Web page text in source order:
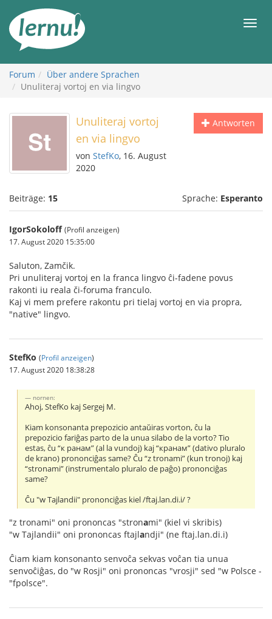
Inhalt
Forum
Über andere Sprachen
Unuliteraj vortoj en via lingvo
Antworten
Unuliteraj vortoj
en via lingvo
von StefKo, 16. August
2020
Beiträge: 15 Sprache: Esperanto
IgorSokoloff (Profil anzeigen)
17. August 2020 15:35:00
Saluton, Zamčik.
Pri unuliteraj vortoj en la franca lingvo ĉi-fadene povus
rakonti iu reala či-foruma franculo.
Kaj vi mem prefere rakontu pri tielaj vortoj en via propra,
"native" lingvo.
StefKo (Profil anzeigen)
17. August 2020 18:38:28
nornen:
Ahoj, StefKo kaj Sergej M.
Kiam konsonanta prepozicio antaŭiras vorton, ĉu la
prepozicio fariĝas parto de la unua silabo de la vorto? Tio
estas, ĉu “к ранам” (al la vundoj) kaj “кранам” (dativo pluralo
de krano) prononciĝas same? Ĉu “z tronami” (kun tronoj) kaj
“stronami” (instrumentalo pluralo de paĝo) prononciĝas
same?
Ĉu "w Tajlandii" prononciĝas kiel /ftaj.lan.di.i/ ?
"z tronami" oni prononcas "stronami" (kiel vi skribis)
"w Tajlandii" oni prononcas ftajlandji" (ne ftaj.lan.di.i)
Ĉiam kiam konsonanto senvoĉa sekvas voĉan tia unua
senvoĉiĝas, do "w Rosji" oni prononcas "vrosji" sed "w Polsce -
"fpolsce".